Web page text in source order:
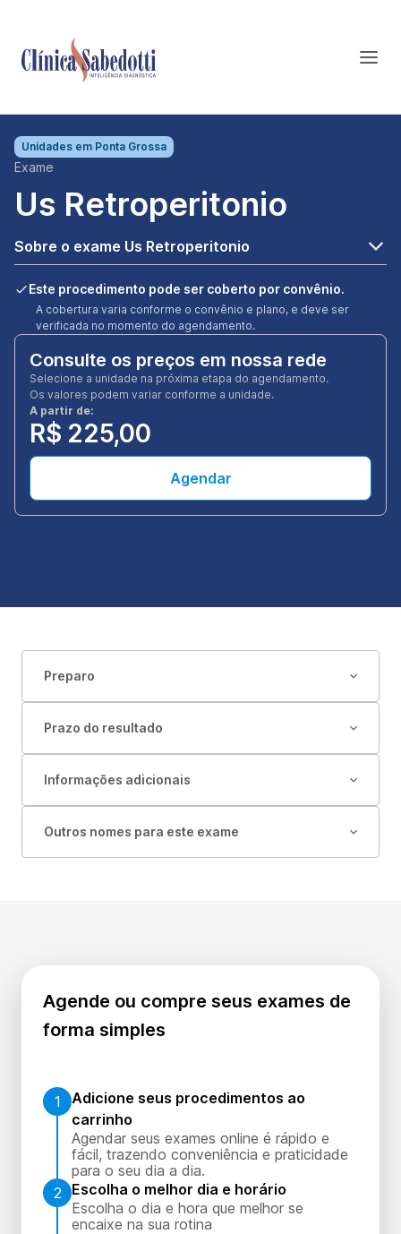
Unidades em Ponta Grossa
Exame
Us Retroperitonio
Sobre o exame Us Retroperitonio
Este procedimento pode ser coberto por convênio.
A cobertura varia conforme o convênio e plano, e deve ser
verificada no momento do agendamento.
Consulte os preços em nossa rede
Selecione a unidade na próxima etapa do agendamento.
Os valores podem variar conforme a unidade.
A partir de:
R$ 225,00
Agendar
Preparo
Prazo do resultado
Informações adicionais
Outros nomes para este exame
Agende ou compre seus exames de
forma simples
1
Adicione seus procedimentos ao
carrinho
Agendar seus exames online é rápido e
fácil, trazendo conveniência e praticidade
para o seu dia a dia.
2
Escolha o melhor dia e horário
Escolha o dia e hora que melhor se
encaixe na sua rotina